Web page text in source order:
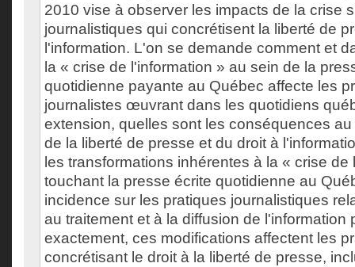
2010 vise à observer les impacts de la crise
journalistiques qui concrétisent la liberté de
l'information. L'on se demande comment et
la « crise de l'information » au sein de la
quotidienne payante au Québec affecte les
journalistes œuvrant dans les quotidiens
extension, quelles sont les conséquences
de la liberté de presse et du droit à
les transformations inhérentes à la « crise de
touchant la presse écrite quotidienne au
incidence sur les pratiques journalistiques
au traitement et à la diffusion de l'information
exactement, ces modifications affectent les
concrétisant le droit à la liberté de presse,